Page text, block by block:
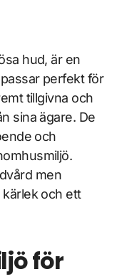
hud, är en
perfekt för
tillgivna och
sina ägare. De
och
men
kärlek och ett
för